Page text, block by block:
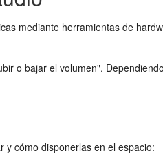
mediante herramientas de
o bajar el volumen".
y cómo disponerlas en el espacio: